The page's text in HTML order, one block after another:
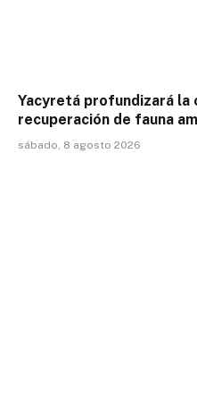
Yacyretá profundizará la
recuperación de fauna
sábado, 8 agosto 2026